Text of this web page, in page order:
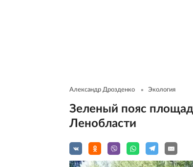
Александр Дрозденко Экология
Зеленый пояс
Ленобласти